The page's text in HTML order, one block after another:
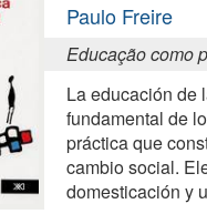
Paulo Freire
Educação como
La educación de
fundamental de
práctica que
cambio social.
domesticación y